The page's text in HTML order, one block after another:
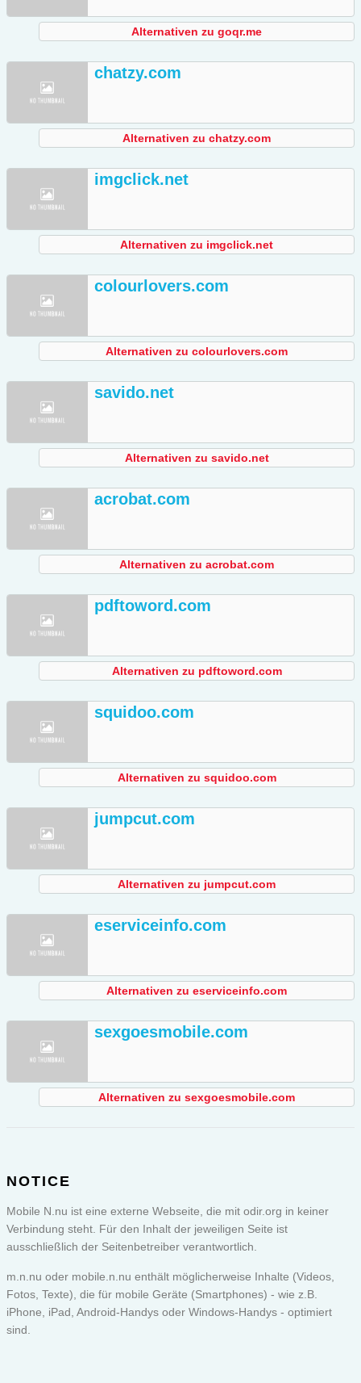
Alternativen zu goqr.me
chatzy.com
Alternativen zu chatzy.com
imgclick.net
Alternativen zu imgclick.net
colourlovers.com
Alternativen zu colourlovers.com
savido.net
Alternativen zu savido.net
acrobat.com
Alternativen zu acrobat.com
pdftoword.com
Alternativen zu pdftoword.com
squidoo.com
Alternativen zu squidoo.com
jumpcut.com
Alternativen zu jumpcut.com
eserviceinfo.com
Alternativen zu eserviceinfo.com
sexgoesmobile.com
Alternativen zu sexgoesmobile.com
NOTICE
Mobile N.nu ist eine externe Webseite, die mit odir.org in keiner
Verbindung steht. Für den Inhalt der jeweiligen Seite ist
ausschließlich der Seitenbetreiber verantwortlich.
m.n.nu oder mobile.n.nu enthält möglicherweise Inhalte (Videos,
Fotos, Texte), die für mobile Geräte (Smartphones) - wie z.B.
iPhone, iPad, Android-Handys oder Windows-Handys - optimiert
sind.